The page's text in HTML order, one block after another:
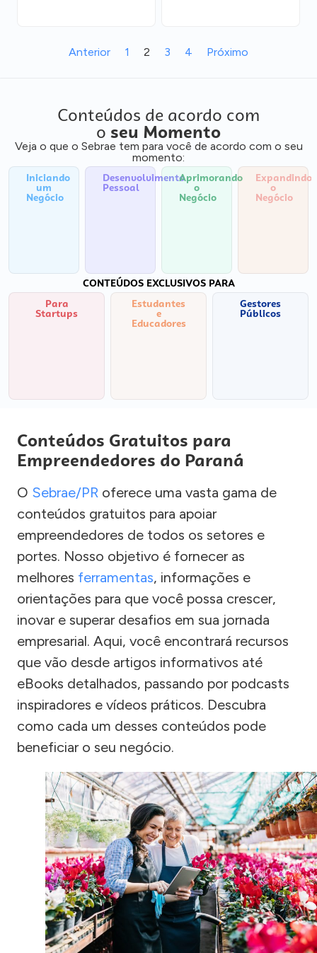
Anterior 1 2 3 4 Próximo
Conteúdos de acordo com
o seu Momento
Veja o que o Sebrae tem para você de acordo com o seu
momento:
Iniciando
um
Negócio
Desenvolvimento
Pessoal
Aprimorando
o
Negócio
Expandindo
o
Negócio
CONTEÚDOS EXCLUSIVOS PARA
Para
Startups
Estudantes
e
Educadores
Gestores
Públicos
Conteúdos Gratuitos para
Empreendedores do Paraná
O Sebrae/PR oferece uma vasta gama de
conteúdos gratuitos para apoiar
empreendedores de todos os setores e
portes. Nosso objetivo é fornecer as
melhores ferramentas, informações e
orientações para que você possa crescer,
inovar e superar desafios em sua jornada
empresarial. Aqui, você encontrará recursos
que vão desde artigos informativos até
eBooks detalhados, passando por podcasts
inspiradores e vídeos práticos. Descubra
como cada um desses conteúdos pode
beneficiar o seu negócio.